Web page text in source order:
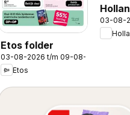
Etos folder
03-08-2026 t/m 09-08-2026
Etos
folder
03-08-